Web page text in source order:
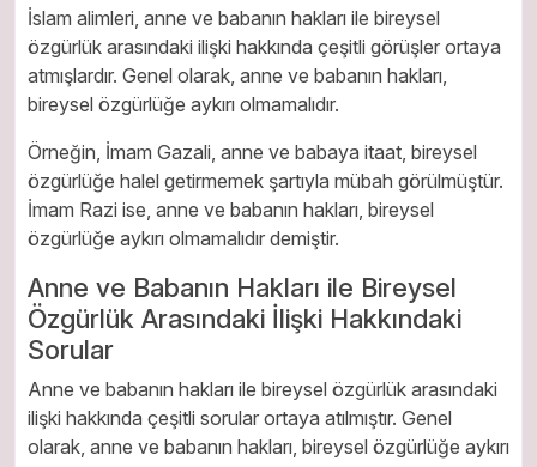
İslam alimleri, anne ve babanın hakları ile bireysel
özgürlük arasındaki ilişki hakkında çeşitli görüşler ortaya
atmışlardır. Genel olarak, anne ve babanın hakları,
bireysel özgürlüğe aykırı olmamalıdır.
Örneğin, İmam Gazali, anne ve babaya itaat, bireysel
özgürlüğe halel getirmemek şartıyla mübah görülmüştür.
İmam Razi ise, anne ve babanın hakları, bireysel
özgürlüğe aykırı olmamalıdır demiştir.
Anne ve Babanın Hakları ile Bireysel
Özgürlük Arasındaki İlişki Hakkındaki
Sorular
Anne ve babanın hakları ile bireysel özgürlük arasındaki
ilişki hakkında çeşitli sorular ortaya atılmıştır. Genel
olarak, anne ve babanın hakları, bireysel özgürlüğe aykırı